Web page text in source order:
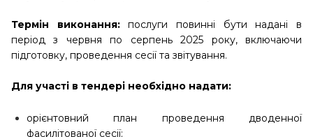
Термін виконання:послуги повинні бути надані в
період з червня по серпень 2025 року, включаючи
підготовку, проведення сесії та звітування.
Для участі в тендері необхідно надати:
орієнтовний план проведення дводенної
фасилітованої сесії;